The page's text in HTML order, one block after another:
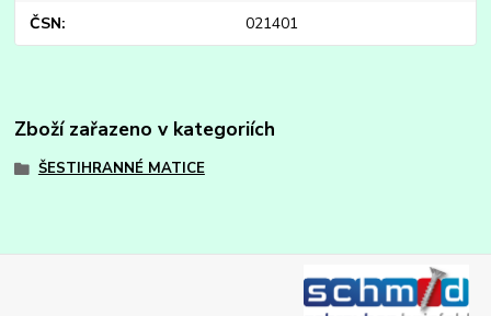
ČSN 021401
Zboží zařazeno v kategoriích
ŠESTIHRANNÉ MATICE